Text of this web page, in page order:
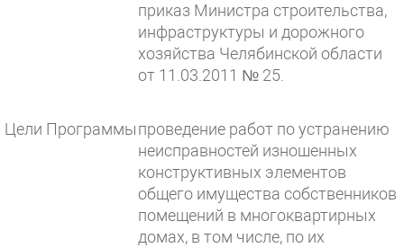
приказ Министра строительства,
инфраструктуры и дорожного
хозяйства Челябинской области
от 11.03.2011 № 25.
Цели Программыпроведение работ по устранению
неисправностей изношенных
конструктивных элементов
общего имущества собственников
помещений в многоквартирных
домах, в том числе, по их